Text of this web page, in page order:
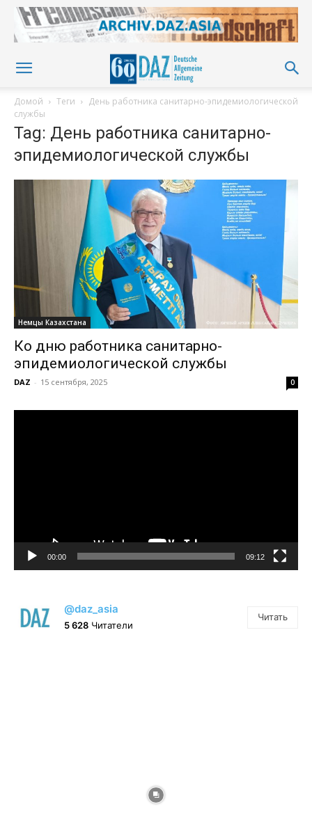
Домой Теги
День работника санитарно-эпидемиологической
службы
Tag: День работника санитарно-
эпидемиологической службы
Немцы Казахстана
Ко дню работника санитарно-
эпидемиологической службы
DAZ - 15 сентября, 2025 0
00:00 09:12
@daz_asia
5 628 Читатели
Читать